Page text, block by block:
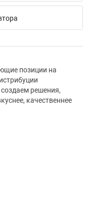
позиции на
решения,
качественнее